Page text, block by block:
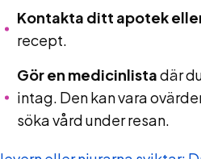
Kontakta ditt apotek
recept.
Gör en medicinlistadär
intag. Den kan vara
söka vård under resan.